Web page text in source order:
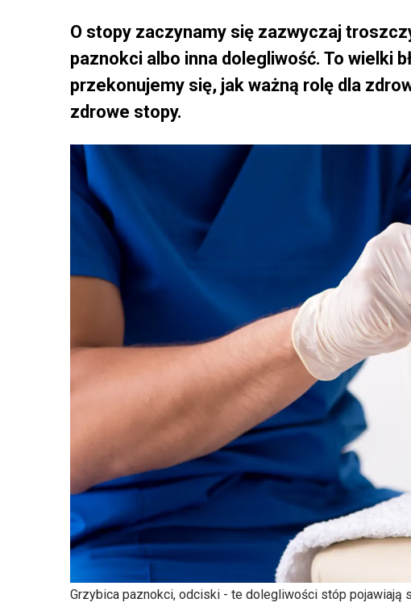
O stopy zaczynamy się zazwyczaj
paznokci albo inna dolegliwość. To wielki
przekonujemy się, jak ważną rolę dla
zdrowe stopy.
Grzybica paznokci, odciski - te dolegliwości stóp pojawiają